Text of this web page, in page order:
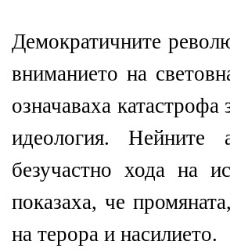
Демократичните
вниманието на
означаваха
идеология. Нейните
безучастно хода на
показаха, че
на терора и насилието.